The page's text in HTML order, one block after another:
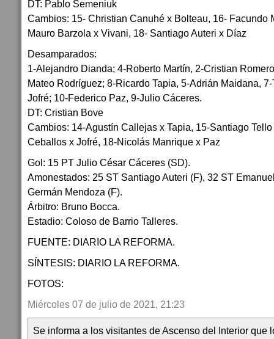
DT: Pablo Semeniuk
Cambios: 15- Christian Canuhé x Bolteau, 16- Facundo
Mauro Barzola x Vivani, 18- Santiago Auteri x Díaz
Desamparados:
1-Alejandro Dianda; 4-Roberto Martín, 2-Cristian
Mateo Rodríguez; 8-Ricardo Tapia, 5-Adrián Maidana,
Jofré; 10-Federico Paz, 9-Julio Cáceres.
DT: Cristian Bove
Cambios: 14-Agustín Callejas x Tapia, 15-Santiago
Ceballos x Jofré, 18-Nicolás Manrique x Paz
Gol: 15 PT Julio César Cáceres (SD).
Amonestados: 25 ST Santiago Auteri (F), 32 ST
Germán Mendoza (F).
Árbitro: Bruno Bocca.
Estadio: Coloso de Barrio Talleres.
FUENTE: DIARIO LA REFORMA.
SÍNTESIS: DIARIO LA REFORMA.
FOTOS:
Miércoles 07 de julio de 2021, 21:23
Se informa a los visitantes de Ascenso del Interior que